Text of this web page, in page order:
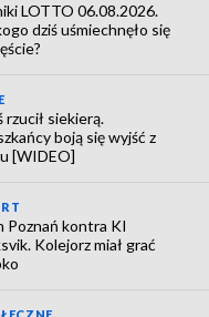
LOTTO 06.08.2026.
dziś uśmiechnęło się
rzucił siekierą.
boją się wyjść z
[WIDEO]
Poznań kontra KI
Kolejorz miał grać